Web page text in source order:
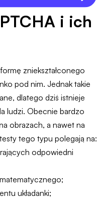
i ich
zniekształconego
pod nim. Jednak takie
dlatego dziś istnieje
ludzi. Obecnie bardzo
obrazach, a nawet na
tego typu polegają na:
odpowiedni
układanki;